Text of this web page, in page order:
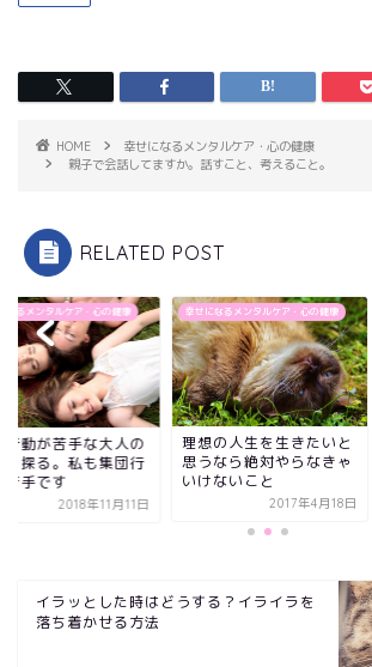
HOME
幸せになるメンタルケア・心の健康
親子で会話してますか。話すこと、考えること。
RELATED POST
なるメンタルケア・心の健康
行動が苦手な大人の
を探る。私も集団行
苦手です
2018年11月11日
幸せになるメンタルケア・心の健康
理想の人生を生きたいと
思うなら絶対やらなきゃ
いけないこと
2017年4月18日
イラッとした時はどうする？イライラを
落ち着かせる方法